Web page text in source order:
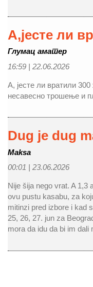
А,јесте ли
Глумац аматер
16:59 | 22.06.2026
А, јесте ли вратили
несавесно трошење и
Dug je dug
Maksa
00:01 | 23.06.2026
Nije šija nego vrat. A 1,3
ovu pustu kasabu, za
mitinzi pred izbore i kad
25, 26, 27. jun za
mora da idu da bi im dali